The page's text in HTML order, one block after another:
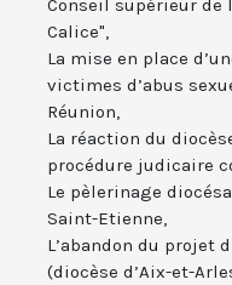
Conseil supérieur de
Calice",
La mise en place
victimes d’abus
Réunion,
La réaction du
procédure judicaire
Le pèlerinage
Saint-Etienne,
L’abandon du projet
(diocèse d’Aix-et-